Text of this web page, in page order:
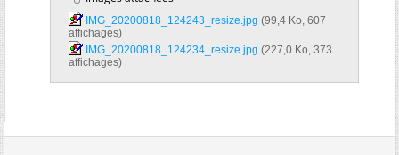
IMG_20200818_124243_resize.jpg‎
affichages)
IMG_20200818_124234_resize.jpg‎
affichages)